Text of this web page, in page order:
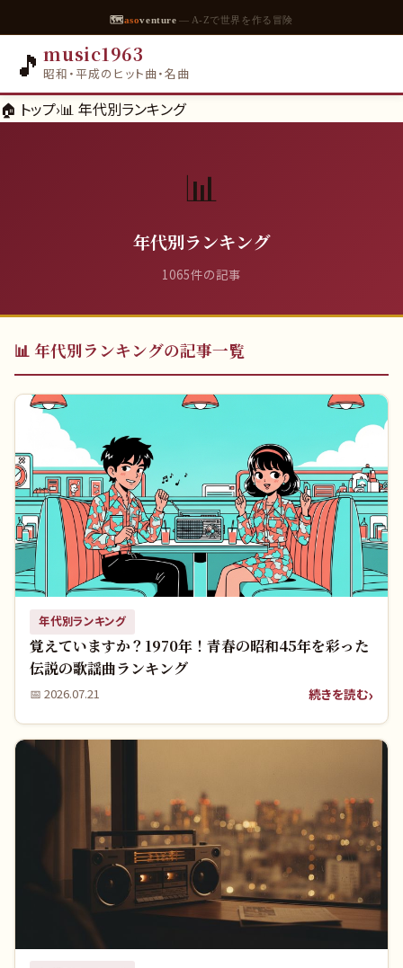
🗺asoventure — A-Zで世界を作る冒険
🎵 music1963
昭和・平成のヒット曲・名曲
🏠 トップ›📊 年代別ランキング
📊
年代別ランキング
1065件の記事
📊 年代別ランキングの記事一覧
年代別ランキング
覚えていますか？1970年！青春の昭和45年を彩った
伝説の歌謡曲ランキング
📅 2026.07.21 続きを読む